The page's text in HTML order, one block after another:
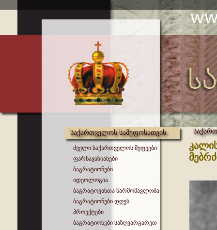
საქართველოს სამეფოსათვის
ძველი საქართველოს მეფეები
ფარნავაზიანები
ბაგრატიონები
იდეოლოგია
ბაგრატოვანთა წარმომავლობა
ბაგრატიონები დღეს
პროექტები
ბაგრატიონები საზღვარგარეთ